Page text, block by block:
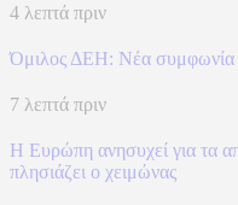
4 λεπτά πριν
Όμιλος ΔΕΗ: Νέα συμφωνία
7 λεπτά πριν
Η Ευρώπη ανησυχεί για τα
πλησιάζει ο χειμώνας